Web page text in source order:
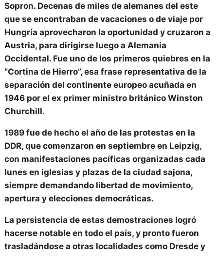
Sopron. Decenas de miles de alemanes del este
que se encontraban de vacaciones o de viaje por
Hungría aprovecharon la oportunidad y cruzaron a
Austria, para dirigirse luego a Alemania
Occidental. Fue uno de los primeros quiebres en la
“Cortina de Hierro”, esa frase representativa de la
separación del continente europeo acuñada en
1946 por el ex primer ministro británico Winston
Churchill.
1989 fue de hecho el año de las protestas en la
DDR, que comenzaron en septiembre en Leipzig,
con manifestaciones pacíficas organizadas cada
lunes en iglesias y plazas de la ciudad sajona,
siempre demandando libertad de movimiento,
apertura y elecciones democráticas.
La persistencia de estas demostraciones logró
hacerse notable en todo el país, y pronto fueron
trasladándose a otras localidades como Dresde y